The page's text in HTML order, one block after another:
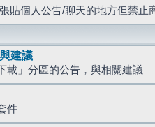
貼個人公告/聊天的地方但禁止
建議
載」分區的公告，與相關建議
件